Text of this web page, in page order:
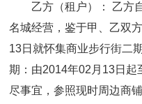
乙方（租户）： 乙方
名城经营，鉴于甲、乙双
13日就怀集商业步行街二
期：由2014年02月13日起
尽事宜，参照现时周边商